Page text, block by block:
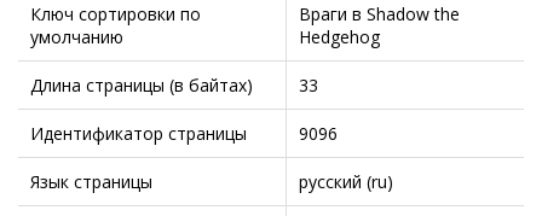
Ключ сортировки по
умолчанию
Враги в Shadow the
Hedgehog
Длина страницы (в байтах) 33
Идентификатор страницы 9096
Язык страницы русский (ru)